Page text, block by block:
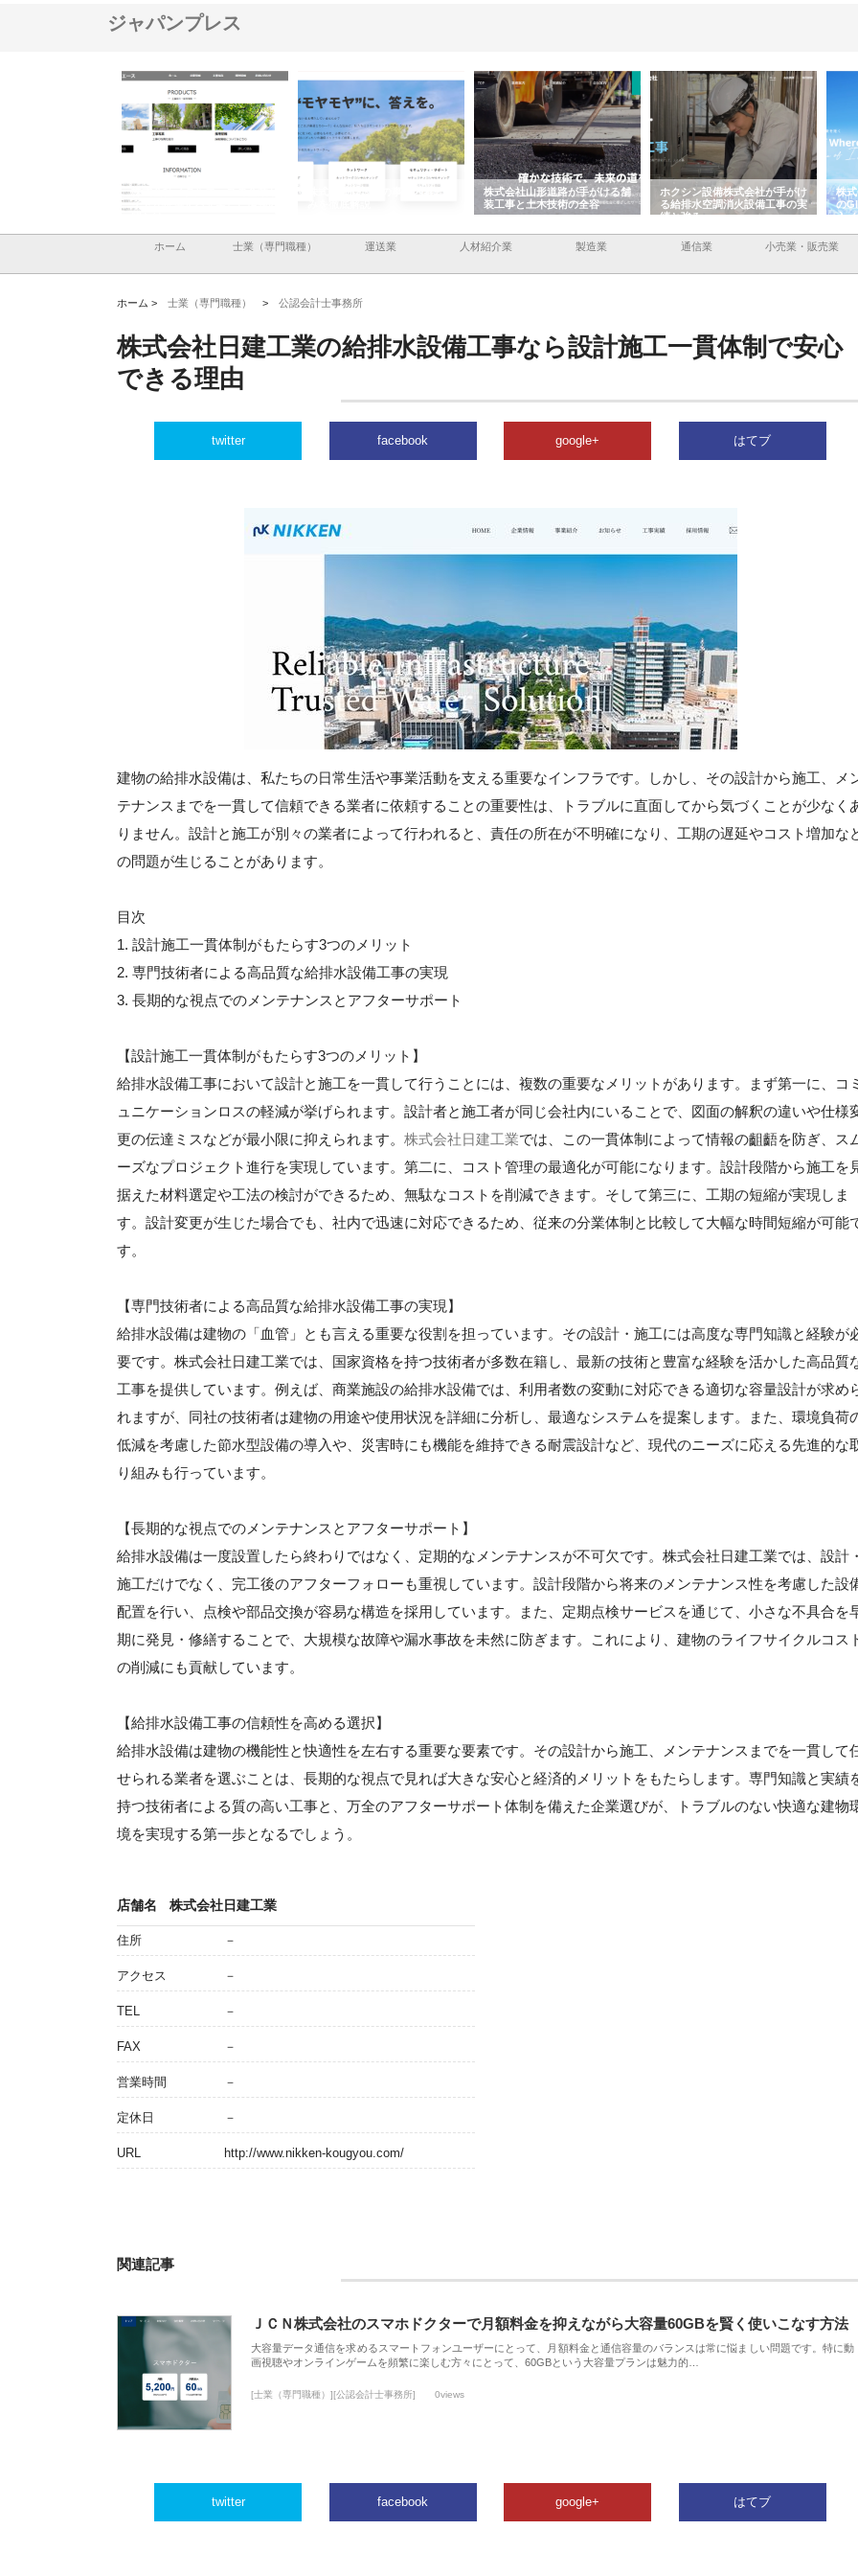
ジャパンプレス
株式会社山形道路が手がける舗
ホクシン設備株式会社が手がけ
る給排水空調消火設備工事の実
績と強み
株式会社東京シー・エム・シー
のGISインフラ管理システム導
入メリット
ホーム 士業（専門職種） 運送業 人材紹介業 製造業 通信業 小売業・販売業
ホーム > 士業（専門職種） > 公認会計士事務所
株式会社日建工業の給排水設備工事なら設計施工一貫体制で安心
できる理由
twitter facebook google+ はてブ
建物の給排水設備は、私たちの日常生活や事業活動を支える重要なインフラです。しかし、その設計から施工、メ
テナンスまでを一貫して信頼できる業者に依頼することの重要性は、トラブルに直面してから気づくことが少なく
りません。設計と施工が別々の業者によって行われると、責任の所在が不明確になり、工期の遅延やコスト増加な
の問題が生じることがあります。
目次
1. 設計施工一貫体制がもたらす3つのメリット
2. 専門技術者による高品質な給排水設備工事の実現
3. 長期的な視点でのメンテナンスとアフターサポート
【設計施工一貫体制がもたらす3つのメリット】
給排水設備工事において設計と施工を一貫して行うことには、複数の重要なメリットがあります。まず第一に、コミ
ュニケーションロスの軽減が挙げられます。設計者と施工者が同じ会社内にいることで、図面の解釈の違いや仕様
更の伝達ミスなどが最小限に抑えられます。 株式会社日建工業では、この一貫体制によって情報の齟齬を防ぎ、ス
ーズなプロジェクト進行を実現しています。第二に、コスト管理の最適化が可能になります。設計段階から施工を
据えた材料選定や工法の検討ができるため、無駄なコストを削減できます。そして第三に、工期の短縮が実現しま
す。設計変更が生じた場合でも、社内で迅速に対応できるため、従来の分業体制と比較して大幅な時間短縮が可能
す。
【専門技術者による高品質な給排水設備工事の実現】
給排水設備は建物の「血管」とも言える重要な役割を担っています。その設計・施工には高度な専門知識と経験が
要です。株式会社日建工業では、国家資格を持つ技術者が多数在籍し、最新の技術と豊富な経験を活かした高品質
工事を提供しています。例えば、商業施設の給排水設備では、利用者数の変動に対応できる適切な容量設計が求め
れますが、同社の技術者は建物の用途や使用状況を詳細に分析し、最適なシステムを提案します。また、環境負荷
低減を考慮した節水型設備の導入や、災害時にも機能を維持できる耐震設計など、現代のニーズに応える先進的な
り組みも行っています。
【長期的な視点でのメンテナンスとアフターサポート】
給排水設備は一度設置したら終わりではなく、定期的なメンテナンスが不可欠です。株式会社日建工業では、設計・
施工だけでなく、完工後のアフターフォローも重視しています。設計段階から将来のメンテナンス性を考慮した設
配置を行い、点検や部品交換が容易な構造を採用しています。また、定期点検サービスを通じて、小さな不具合を
期に発見・修繕することで、大規模な故障や漏水事故を未然に防ぎます。これにより、建物のライフサイクルコス
の削減にも貢献しています。
【給排水設備工事の信頼性を高める選択】
給排水設備は建物の機能性と快適性を左右する重要な要素です。その設計から施工、メンテナンスまでを一貫して
せられる業者を選ぶことは、長期的な視点で見れば大きな安心と経済的メリットをもたらします。専門知識と実績
持つ技術者による質の高い工事と、万全のアフターサポート体制を備えた企業選びが、トラブルのない快適な建物
境を実現する第一歩となるでしょう。
店舗名 株式会社日建工業
住所 －
アクセス －
TEL －
FAX －
営業時間 －
定休日 －
URL http://www.nikken-kougyou.com/
関連記事
ＪＣＮ株式会社のスマホドクターで月額料金を抑えながら大容量60GBを賢く使いこなす方法
大容量データ通信を求めるスマートフォンユーザーにとって、月額料金と通信容量のバランスは常に悩ましい問題です。特に動
画視聴やオンラインゲームを頻繁に楽しむ方々にとって、60GBという大容量プランは魅力的…
[士業（専門職種）][公認会計士事務所] 0views
twitter facebook google+ はてブ